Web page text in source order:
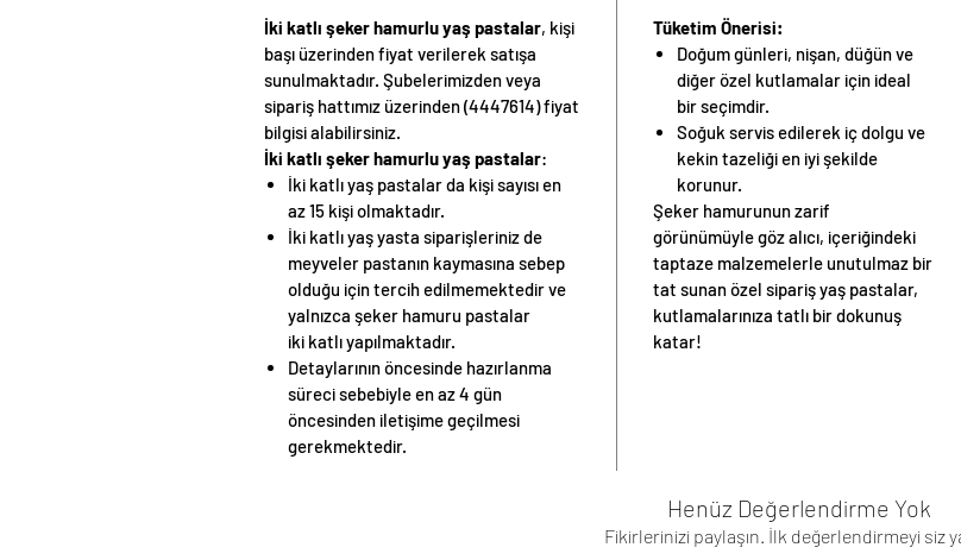
İki katlı şeker hamurlu yaş pastalar, kişi
başı üzerinden fiyat verilerek satışa
sunulmaktadır. Şubelerimizden veya
sipariş hattımız üzerinden (4447614) fiyat
bilgisi alabilirsiniz.
İki katlı şeker hamurlu yaş pastalar:
İki katlı yaş pastalar da kişi sayısıen
az 15 kişi olmaktadır.
İki katlı yaş yasta siparişleriniz de
meyveler pastanın kaymasına sebep
olduğu için tercih edilmemektedir ve
yalnızca şeker hamuru pastalar
iki katlı yapılmaktadır.
Detaylarının öncesinde hazırlanma
süreci sebebiyle en az 4 gün
öncesinden iletişime geçilmesi
gerekmektedir.
Tüketim Önerisi:
Doğum günleri, nişan, düğün ve
diğer özel kutlamalar için ideal
bir seçimdir.
Soğuk servis edilerek iç dolgu ve
kekin tazeliği en iyi şekilde
korunur.
Şeker hamurunun zarif
görünümüyle göz alıcı, içeriğindeki
taptaze malzemelerle unutulmaz bir
tat sunan özel sipariş yaş pastalar,
kutlamalarınıza tatlı bir dokunuş
katar!
Henüz Değerlendirme Yok
Fikirlerinizi paylaşın. İlk değerlendirmeyi siz